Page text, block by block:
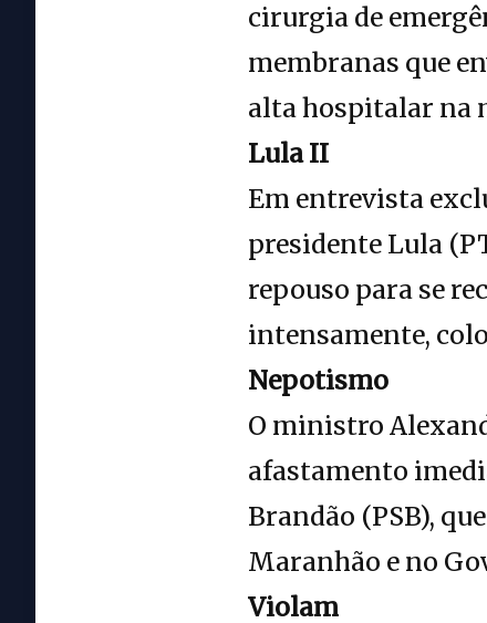
cirurgia de
membranas que
alta hospitalar na
Lula II
Em entrevista
presidente Lula
repouso para se
intensamente,
Nepotismo
O ministro
afastamento
Brandão (PSB),
Maranhão e no
Violam